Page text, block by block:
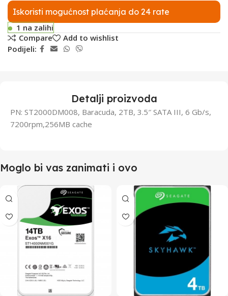
Iskoristi mogućnost plaćanja do 24 rate
1 na zalihi
Compare
Add to wishlist
Podijeli:
Detalji proizvoda
PN: ST2000DM008, Baracuda, 2TB, 3.5″ SATA III, 6 Gb/s,
7200rpm,256MB cache
Moglo bi vas zanimati i ovo